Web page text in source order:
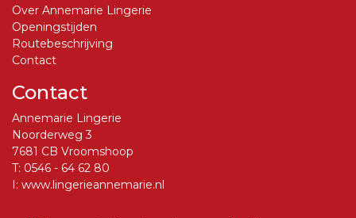
Over Annemarie Lingerie
Openingstijden
Routebeschrijving
Contact
Contact
Annemarie Lingerie
Noorderweg 3
7681 CB Vroomshoop
T: 0546 - 64 62 80
I: www.lingerieannemarie.nl